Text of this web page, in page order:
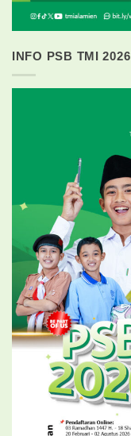
INFO PSB TMI 2026